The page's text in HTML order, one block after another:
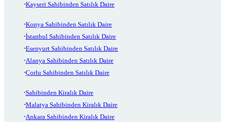
Kayseri Sahibinden Satılık Daire
Konya Sahibinden Satılık Daire
İstanbul Sahibinden Satılık Daire
Esenyurt Sahibinden Satılık Daire
Alanya Sahibinden Satılık Daire
Çorlu Sahibinden Satılık Daire
Sahibinden Kiralık Daire
Malatya Sahibinden Kiralık Daire
Ankara Sahibinden Kiralık Daire